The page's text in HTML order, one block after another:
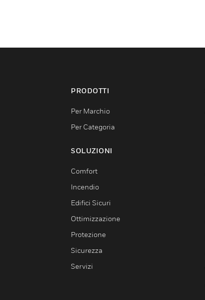
PRODOTTI
Per Marchio
Per Categoria
SOLUZIONI
Comfort
Incendio
Edifici Sicuri
Ottimizzazione
Protezione
Sicurezza
Servizi